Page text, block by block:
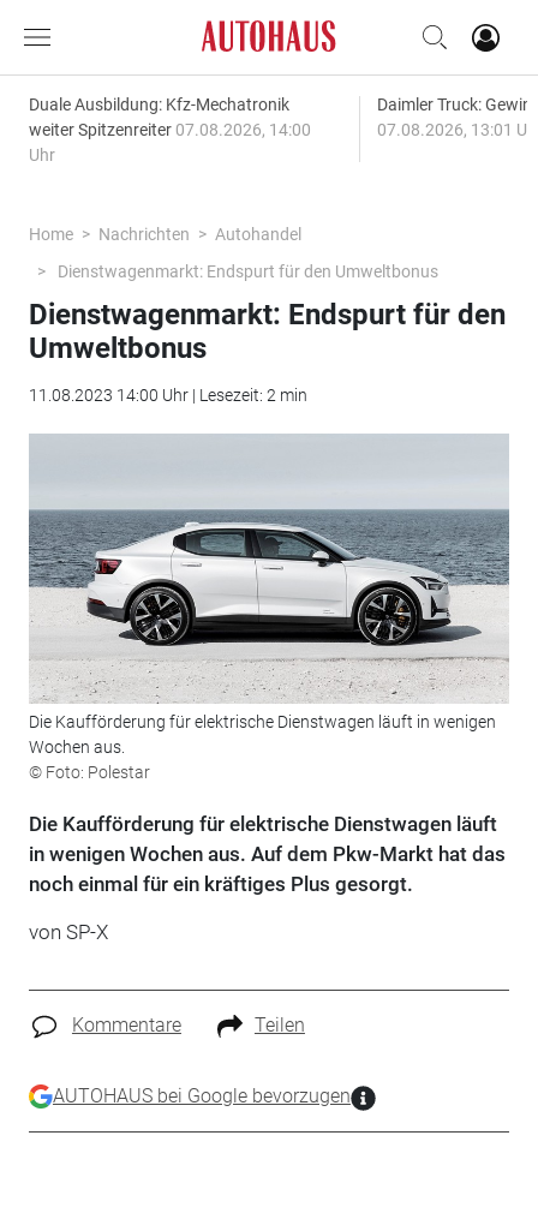
Duale Ausbildung: Kfz-Mechatronik
weiter Spitzenreiter 07.08.2026, 14:00
Uhr
Daimler Truck:
07.08.2026, 13:01
Home Nachrichten
Autohandel
Dienstwagenmarkt: Endspurt für den Umweltbonus
Dienstwagenmarkt: Endspurt für den
Umweltbonus
11.08.2023 14:00 Uhr | Lesezeit: 2 min
Die Kaufförderung für elektrische Dienstwagen läuft in wenigen
Wochen aus.
© Foto: Polestar
Die Kaufförderung für elektrische Dienstwagen läuft
in wenigen Wochen aus. Auf dem Pkw-Markt hat das
noch einmal für ein kräftiges Plus gesorgt.
von SP-X
Kommentare Teilen
AUTOHAUS bei Google bevorzugen